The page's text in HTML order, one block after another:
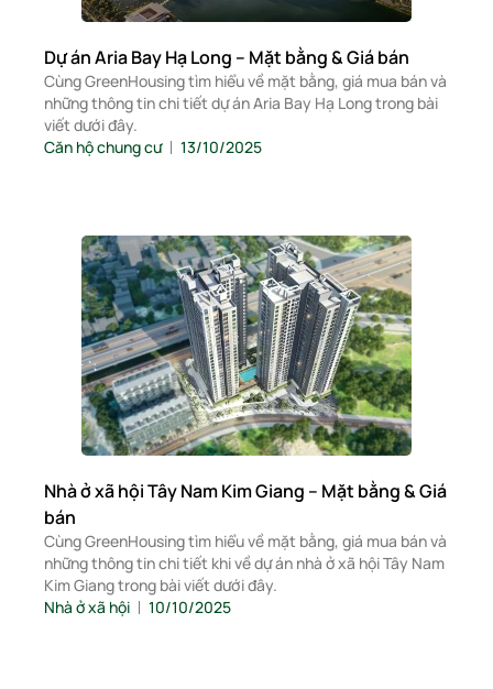
Dự án Aria Bay Hạ Long – Mặt bằng & Giá bán
Cùng GreenHousing tìm hiểu về mặt bằng, giá mua bán và
những thông tin chi tiết dự án Aria Bay Hạ Long trong bài
viết dưới đây.
Căn hộ chung cư
13/10/2025
Nhà ở xã hội Tây Nam Kim Giang – Mặt bằng & Giá
bán
Cùng GreenHousing tìm hiểu về mặt bằng, giá mua bán và
những thông tin chi tiết khi về dự án nhà ở xã hội Tây Nam
Kim Giang trong bài viết dưới đây.
Nhà ở xã hội
10/10/2025